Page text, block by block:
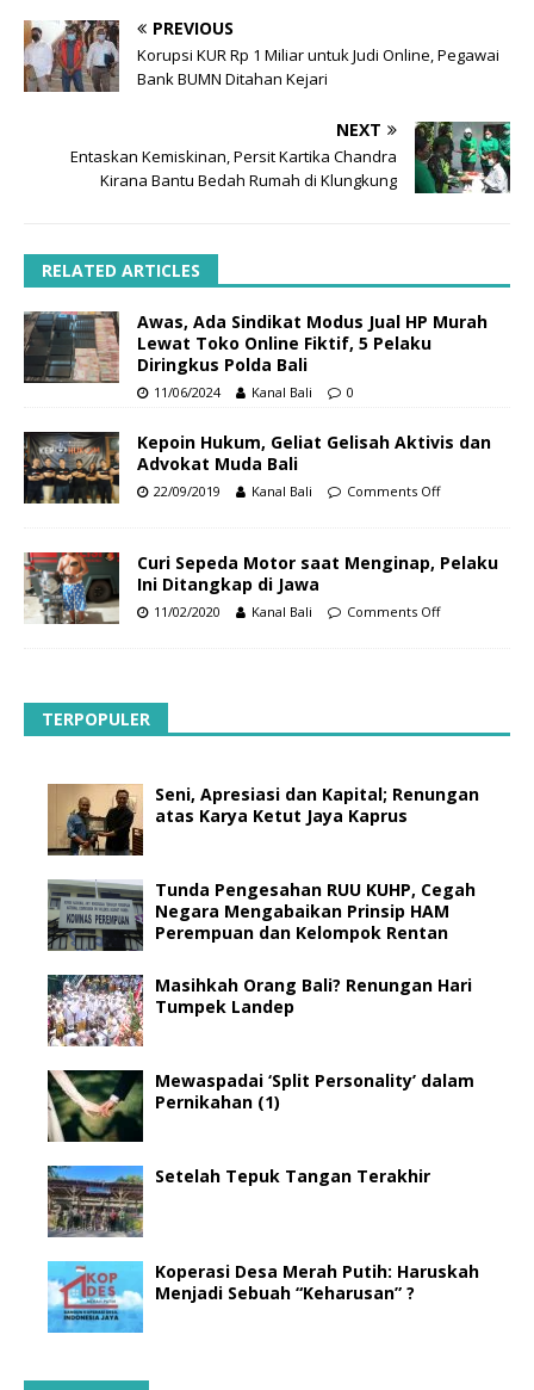
PREVIOUS
Korupsi KUR Rp 1 Miliar untuk Judi Online, Pegawai
Bank BUMN Ditahan Kejari
NEXT
Entaskan Kemiskinan, Persit Kartika Chandra
Kirana Bantu Bedah Rumah di Klungkung
RELATED ARTICLES
Awas, Ada Sindikat Modus Jual HP Murah
Lewat Toko Online Fiktif, 5 Pelaku
Diringkus Polda Bali
11/06/2024 Kanal Bali 0
Kepoin Hukum, Geliat Gelisah Aktivis dan
Advokat Muda Bali
22/09/2019 Kanal Bali Comments Off
Curi Sepeda Motor saat Menginap, Pelaku
Ini Ditangkap di Jawa
11/02/2020 Kanal Bali Comments Off
TERPOPULER
Seni, Apresiasi dan Kapital; Renungan
atas Karya Ketut Jaya Kaprus
Tunda Pengesahan RUU KUHP, Cegah
Negara Mengabaikan Prinsip HAM
Perempuan dan Kelompok Rentan
Masihkah Orang Bali? Renungan Hari
Tumpek Landep
Mewaspadai ‘Split Personality’ dalam
Pernikahan (1)
Setelah Tepuk Tangan Terakhir
Koperasi Desa Merah Putih: Haruskah
Menjadi Sebuah “Keharusan” ?